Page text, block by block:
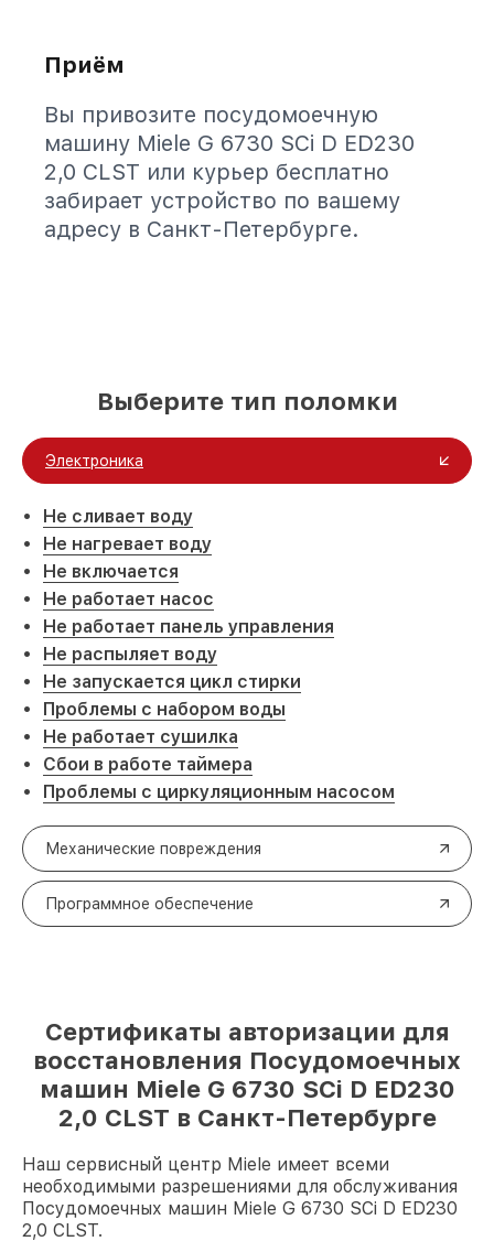
Приём
Вы привозите посудомоечную
машину Miele G 6730 SCi D ED230
2,0 CLST или курьер бесплатно
забирает устройство по вашему
адресу в Санкт-Петербурге.
Выберите тип поломки
Электроника
Не сливает воду
Не нагревает воду
Не включается
Не работает насос
Не работает панель управления
Не распыляет воду
Не запускается цикл стирки
Проблемы с набором воды
Не работает сушилка
Сбои в работе таймера
Проблемы с циркуляционным насосом
Механические повреждения
Программное обеспечение
Сертификаты авторизации для
восстановления Посудомоечных
машин Miele G 6730 SCi D ED230
2,0 CLST в Санкт-Петербурге
Наш сервисный центр Miele имеет всеми
необходимыми разрешениями для обслуживания
Посудомоечных машин Miele G 6730 SCi D ED230
2,0 CLST.